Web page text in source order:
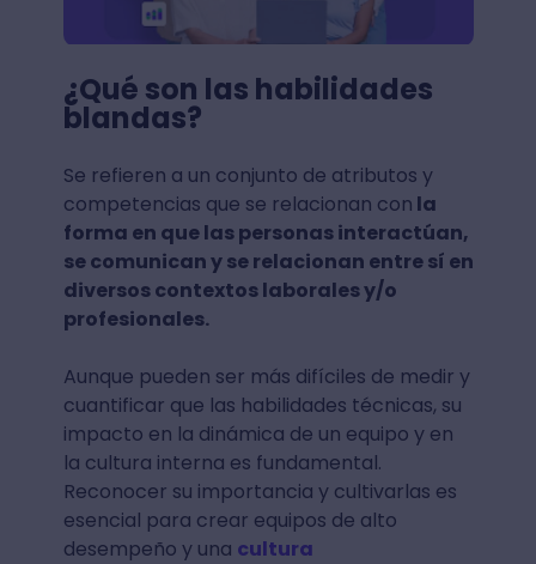
¿Qué son las habilidades
blandas?
Se refieren a un conjunto de atributos y
competencias que se relacionan con la
forma en que las personas interactúan,
se comunican y se relacionan entre sí en
diversos contextos laborales y/o
profesionales.
Aunque pueden ser más difíciles de medir y
cuantificar que las habilidades técnicas, su
impacto en la dinámica de un equipo y en
la cultura interna es fundamental.
Reconocer su importancia y cultivarlas es
esencial para crear equipos de alto
desempeño y una cultura